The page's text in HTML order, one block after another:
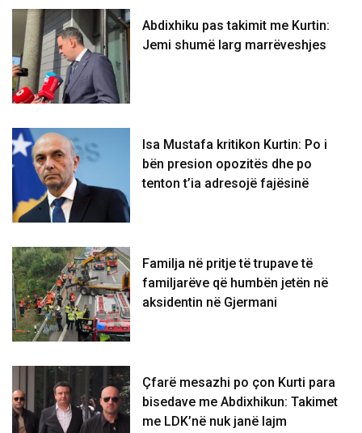
Abdixhiku pas takimit me Kurtin:
Jemi shumë larg marrëveshjes
Isa Mustafa kritikon Kurtin: Po i
bën presion opozitës dhe po
tenton t’ia adresojë fajësinë
​Familja në pritje të trupave të
familjarëve që humbën jetën në
aksidentin në Gjermani
Çfarë mesazhi po çon Kurti para
bisedave me Abdixhikun: Takimet
me LDK’në nuk janë lajm